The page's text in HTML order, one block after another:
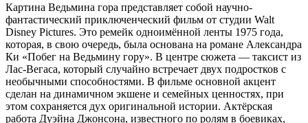
Картина Ведьмина гора представляет собой научно-
фантастический приключенческий фильм от студии Walt
Disney Pictures. Это ремейк одноимённой ленты 1975 года,
которая, в свою очередь, была основана на романе Александра
Ки «Побег на Ведьмину гору». В центре сюжета — таксист из
Лас-Вегаса, который случайно встречает двух подростков с
необычными способностями. В фильме основной акцент
сделан на динамичном экшене и семейных ценностях, при
этом сохраняется дух оригинальной истории. Актёрская
работа Дуэйна Джонсона, известного по ролям в боевиках,